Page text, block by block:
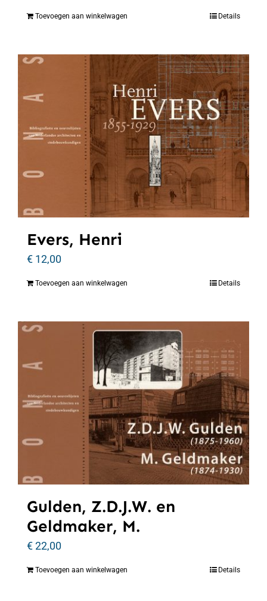
Toevoegen aan winkelwagen Details
Evers, Henri
€ 12,00
Toevoegen aan winkelwagen Details
Gulden, Z.D.J.W. en
Geldmaker, M.
€22,00
Toevoegen aan winkelwagen Details